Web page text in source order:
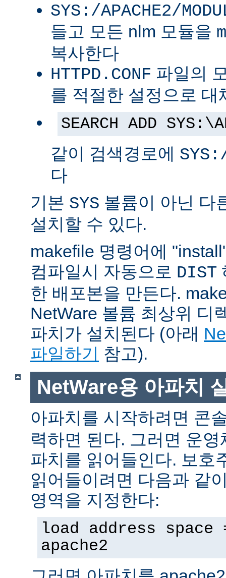
SYS:/APACHE2/
들고 모든 nlm 모듈을
복사한다
HTTPD.CONF 파일의
를 적절한 설정으로 대
SEARCH ADD
같이 검색경로에
다
기본 SYS 볼륨이 아닌 다
설치할 수 있다.
makefile 명령어에
컴파일시 자동으로 DIST
한 배포본을 만든다.
NetWare 볼륨 최상위 디
파치가 설치된다 (아래
파일하기
참고).
NetWare용 아파치
아파치를 시작하려면 콘
력하면 된다. 그러면 운
파치를 읽어들인다. 보호
읽어들이려면 다음과 같
영역을 지정한다:
load address space
apache2